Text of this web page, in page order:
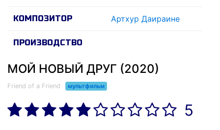
КОМПОЗИТОР Артхур Даираине
ПРОИЗВОДСТВО
МОЙ НОВЫЙ ДРУГ (2020)
Friend of a Friend мультфильм
5